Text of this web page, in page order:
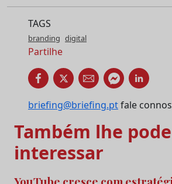
TAGS
branding digital
Partilhe
briefing@briefing.ptfale
Também lhe pode
interessar